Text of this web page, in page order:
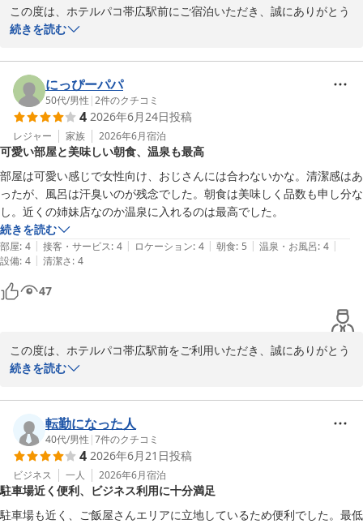
この度は、ホテルパコ帯広駅前にご宿泊いただき、誠にありがとう
ございます。
房やリネン庫、共有スペースが同じフロアのため、声や音などが聞
こえる場合があるという宿泊プランでございますが、早朝からの物
音でごゆっくりお休みいただけなかったようで、心苦しく思いま
す。最小限の作業音で抑えられるよう努力します。
その他接客・立地・設備等につきましては高い評価をいただき、と
ても嬉しいです。
次回も当ホテルをお選びいただけると幸いです。ご利用を、お待ち
申し上げております。
フロント　廣井
ホテルパコ帯広駅前（旧ホテルパコ帯広２）
続きを読む
にっぴーパパ
50代/男性 |2件のクチコミ
4 2026年6月24日投稿
レジャー 家族 2026年6月宿泊
可愛い部屋と美味しい朝食、温泉も最高
部屋は可愛い感じで女性向け、おじさんには合わないかな。清潔感はあ
ったが、風呂は汗臭いのが残念でした。朝食は美味しく品数も申し分な
し。近くの姉妹店なのか温泉に入れるのは最高でした。
続きを読む
部屋: 4 | 接客・サービス: 4 | ロケーション: 4 | 朝食: 5 | 温泉・お風呂: 4 |
設備: 4 | 清潔さ: 4
47
この度は、ホテルパコ帯広駅前をご利用いただき、誠にありがとう
ございます。
ルームの臭いにつきましては心苦しく思います。申し訳ございませ
んでした。
臭いの原因と思われるシャワーカーテンは、至急新しいものと交換
いたしました。湿度が高くなるこの時期は、これまで以上に入念に
チェックを行うよう注意します。ご報告ありがとうございました。
次回お越しの際も、カラフルで可愛らしいお部屋でお迎えいたしま
す。ご来館を、心よりお待ち申し上げております。
続きを読む
転勤になった人
40代/男性 |7件のクチコミ
4 2026年6月21日投稿
ビジネス 一人 2026年6月宿泊
駐車場近く便利、ビジネス利用に十分満足
駐車場も近く、ご飯屋さんエリアに立地しているため便利でした。最低